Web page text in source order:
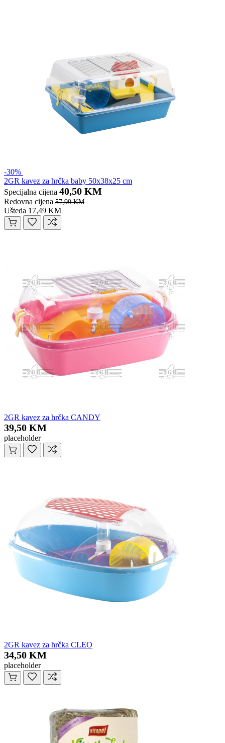
-30%
2GR kavez za hrčka baby 50x38x25 cm
Specijalna cijena 40,50 KM
Redovna cijena 57,99 KM
Ušteda 17,49 KM
2GR kavez za hrčka CANDY
39,50 KM
placeholder
2GR kavez za hrčka CLEO
34,50 KM
placeholder